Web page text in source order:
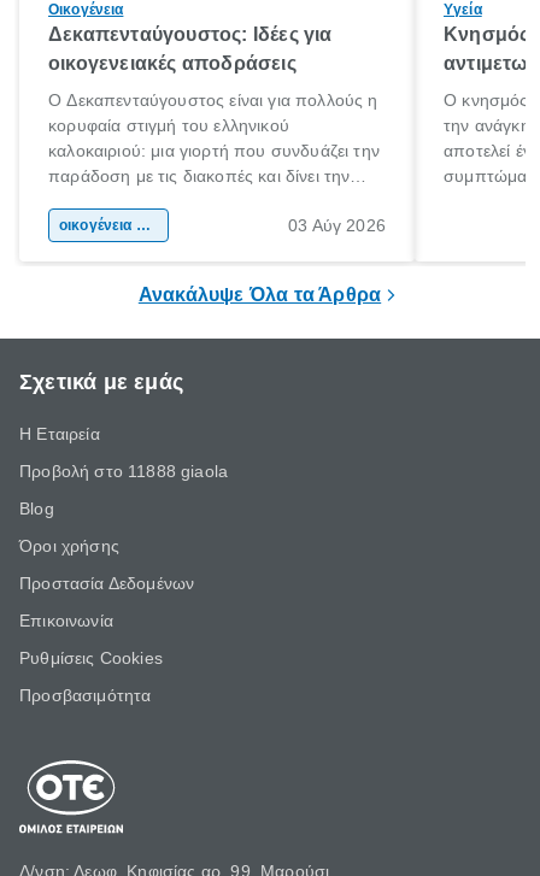
Οικογένεια
Δεκαπενταύγουστος: Ιδέες για
οικογενειακές αποδράσεις
Ο Δεκαπενταύγουστος είναι για πολλούς η
κορυφαία στιγμή του ελληνικού
καλοκαιριού: μια γιορτή που συνδυάζει την
παράδοση με τις διακοπές και δίνει την
χώρας. Είτε πρόκειται για λίγες μέρες
οικογένεια & παιδί 03 Αύγ 2026
Υγεία
Κνησμός:
Ο κνησμός
την ανάγκη
αποτελεί
Ανακάλυψε Όλα τα Άρθρα
Σχετικά με εμάς
Η Εταιρεία
Προβολή στο 11888 giaola
Blog
Όροι χρήσης
Προστασία Δεδομένων
Επικοινωνία
Ρυθμίσεις Cookies
Προσβασιμότητα
Δ/νση: Λεωφ. Κηφισίας αρ. 99, Μαρούσι